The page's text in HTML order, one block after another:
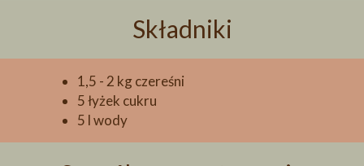
Składniki
1,5 - 2 kg czereśni
5 łyżek cukru
5 l wody